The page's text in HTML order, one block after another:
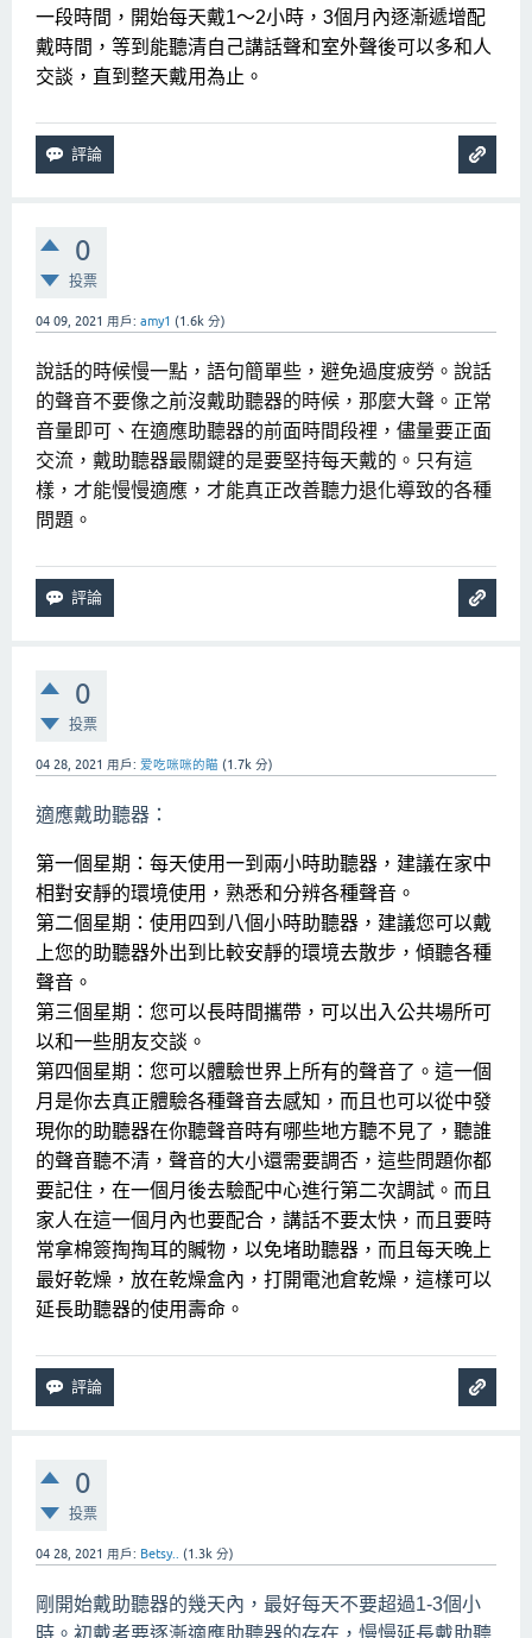
一段時間，開始每天戴1～2小時，3個月內逐漸遞增配
戴時間，等到能聽清自己講話聲和室外聲後可以多和人
交談，直到整天戴用為止。
0
投票
04 09, 2021 用戶: amy1 (1.6k 分)
說話的時候慢一點，語句簡單些，避免過度疲勞 。 說話
的聲音不要像之前沒戴助聽器的時候，那麼大聲。正常
音量即可 、 在適應助聽器的前面時間段裡 ，儘量要正面
交流 ， 戴助聽器最關鍵的是要堅持每天戴的。只有這
樣，才能慢慢適應，才能真正改善聽力退化導致的各種
問題。
0
投票
04 28, 2021 用戶: 爱吃咪咪的瞄 (1.7k 分)
適應戴助聽器：
第一個星期：每天使用一到兩小時助聽器，建議在家中
相對安靜的環境使用，熟悉和分辨各種聲音。
第二個星期：使用四到八個小時助聽器，建議您可以戴
上您的助聽器外出到比較安靜的環境去散步，傾聽各種
聲音。
第三個星期：您可以長時間攜帶，可以出入公共場所可
以和一些朋友交談。
第四個星期：您可以體驗世界上所有的聲音了。這一個
月是你去真正體驗各種聲音去感知，而且也可以從中發
現你的助聽器在你聽聲音時有哪些地方聽不見了，聽誰
的聲音聽不清，聲音的大小還需要調否，這些問題你都
要記住，在一個月後去驗配中心進行第二次調試。而且
家人在這一個月內也要配合，講話不要太快，而且要時
常拿棉簽掏掏耳的贓物，以免堵助聽器，而且每天晚上
最好乾燥，放在乾燥盒內，打開電池倉乾燥，這樣可以
延長助聽器的使用壽命。
0
投票
04 28, 2021 用戶: Betsy.. (1.3k 分)
剛開始戴助聽器的幾天內，最好每天不要超過1-3個小